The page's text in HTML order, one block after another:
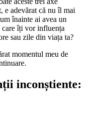
e adevărat că nu îl mai
înainte ai avea un
îți vor influența
sau zile din viața ta?
momentul meu de
inconștiente: